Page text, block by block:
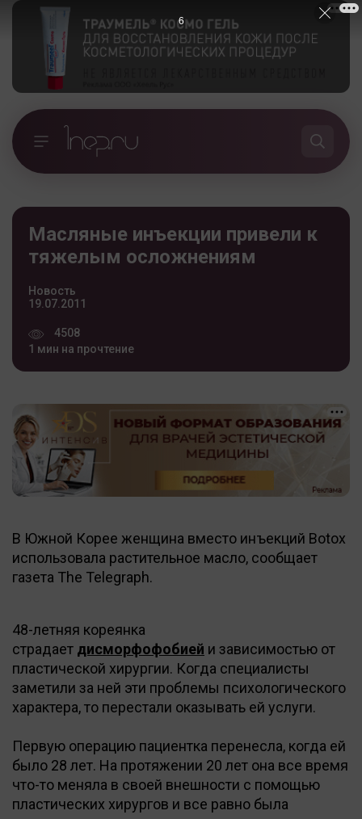
Масляные инъекции привели к
тяжелым осложнениям
Новость
19.07.2011
4508
1 мин на прочтение
В Южной Корее женщина вместо инъекций Botox
использовала растительное масло, сообщает
газета The Telegraph.
48-летняя кореянка
страдает дисморфофобией и зависимостью от
пластической хирургии. Когда специалисты
заметили за ней эти проблемы психологического
характера, то перестали оказывать ей услуги.
Первую операцию пациентка перенесла, когда ей
было 28 лет. На протяжении 20 лет она все время
что-то меняла в своей внешности с помощью
пластических хирургов и все равно была
5